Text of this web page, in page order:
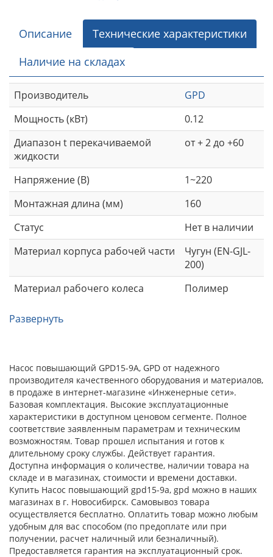
Описание
Технические характеристики
Наличие на складах
Производитель
GPD
Мощность (кВт)
0.12
Диапазон t перекачиваемой
жидкости
от + 2 до +60
Напряжение (В)
1~220
Монтажная длина (мм)
160
Статус
Нет в наличии
Материал корпуса рабочей части
Чугун (EN-GJL-
200)
Материал рабочего колеса
Полимер
Развернуть
Насос повышающий GPD15-9A, GPD от надежного
производителя качественного оборудования и материалов,
в продаже в интернет-магазине «Инженерные сети».
Базовая комплектация. Высокие эксплуатационные
характеристики в доступном ценовом сегменте. Полное
соответствие заявленным параметрам и техническим
возможностям. Товар прошел испытания и готов к
длительному сроку службы. Действует гарантия.
Доступна информация о количестве, наличии товара на
складе и в магазинах, стоимости и времени доставки.
Купить Насос повышающий gpd15-9a, gpd можно в наших
магазинах в г. Новосибирск. Самовывоз товара
осуществляется бесплатно. Оплатить товар можно любым
удобным для вас способом (по предоплате или при
получении, расчет наличный или безналичный).
Предоставляется гарантия на эксплуатационный срок.